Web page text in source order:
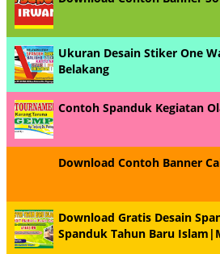
Ukuran Desain Stiker One
Belakang
Contoh Spanduk Kegiatan
Download Contoh Banner
Download Gratis Desain
Spanduk Tahun Baru